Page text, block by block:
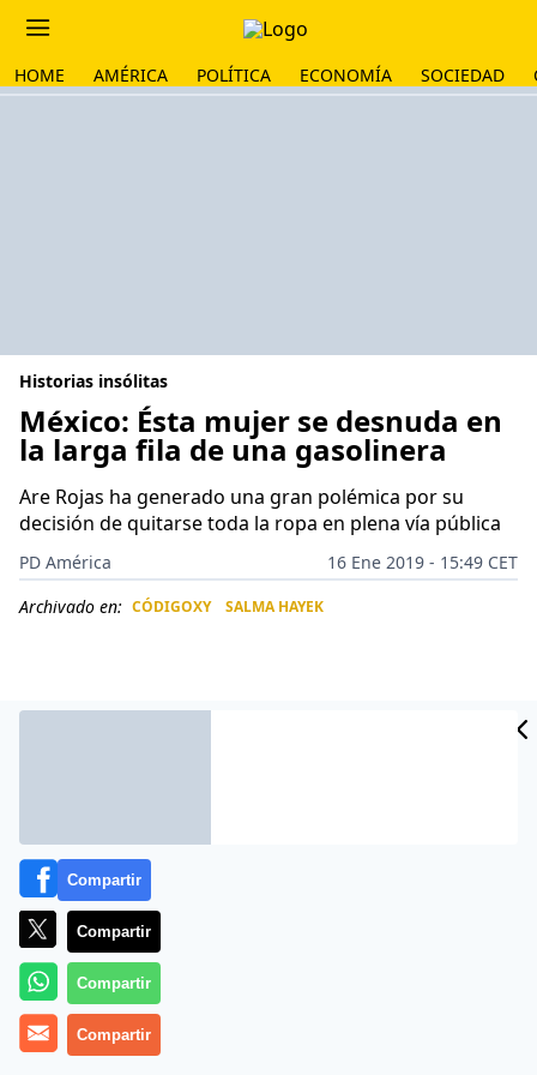
HOME AMÉRICA POLÍTICA ECONOMÍA SOCIEDAD
Historias insólitas
México: Ésta mujer se desnuda en
la larga fila de una gasolinera
Are Rojas ha generado una gran polémica por su
decisión de quitarse toda la ropa en plena vía pública
PD América
16 Ene 2019 - 15:49 CET
Archivado en: CÓDIGOXY SALMA HAYEK
Más información
Compartir
Compartir
Compartir
Compartir